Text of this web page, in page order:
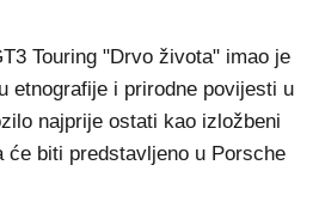
Touring "Drvo života" imao je
etnografije i prirodne povijesti u
najprije ostati kao izložbeni
će biti predstavljeno u Porsche